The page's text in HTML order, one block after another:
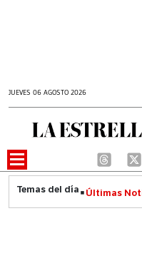
JUEVES 06 AGOSTO 2026
Últimas